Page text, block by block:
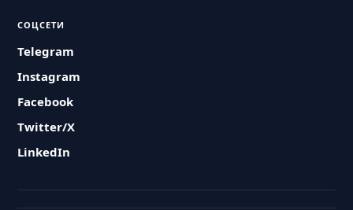
СОЦСЕТИ
Telegram
Instagram
Facebook
Twitter/X
LinkedIn